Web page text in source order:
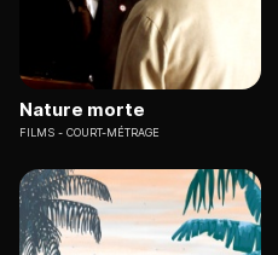
Nature morte
FILMS COURT-MÉTRAGE